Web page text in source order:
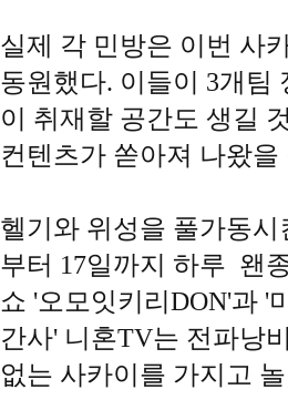
실제 각 민방은 이번 사
동원했다. 이들이 3개팀
이 취재할 공간도 생길
컨텐츠가 쏟아져 나왔을
헬기와 위성을 풀가동시
부터 17일까지 하루 왠
쇼 '오모잇키리DON'과 '
간사' 니혼TV는 전파낭
없는 사카이를 가지고